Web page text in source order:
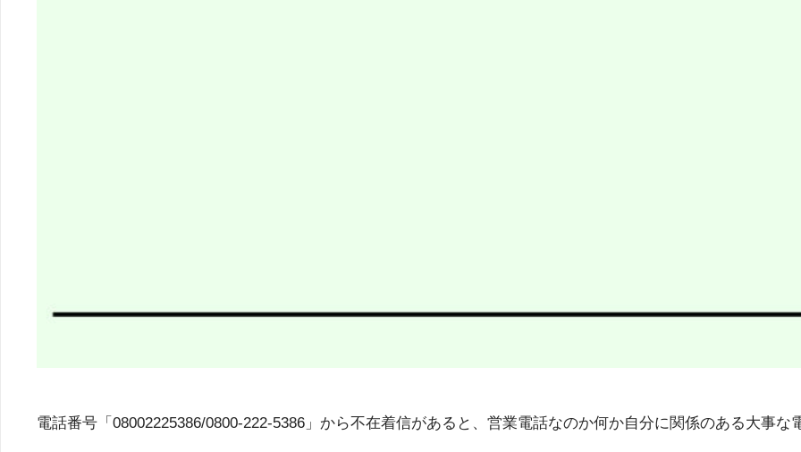
電話番号「08002225386/0800-222-5386」から不在着信があると、営業電話なのか何か自分に関係のある大事